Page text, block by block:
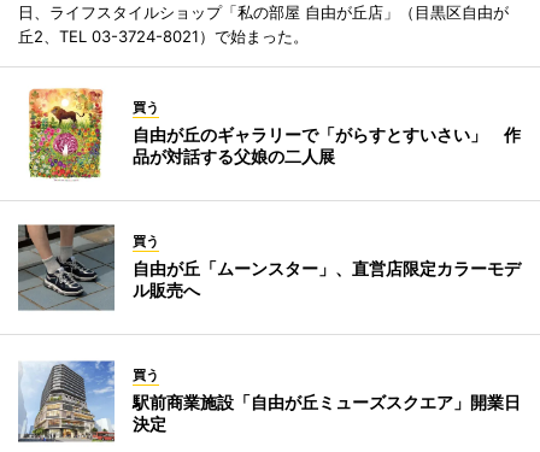
日、ライフスタイルショップ「私の部屋 自由が丘店」（目黒区自由が
丘2、TEL 03-3724-8021）で始まった。
買う
自由が丘のギャラリーで「がらすとすいさい」 作
品が対話する父娘の二人展
買う
自由が丘「ムーンスター」、直営店限定カラーモデ
ル販売へ
買う
駅前商業施設「自由が丘ミューズスクエア」開業日
決定